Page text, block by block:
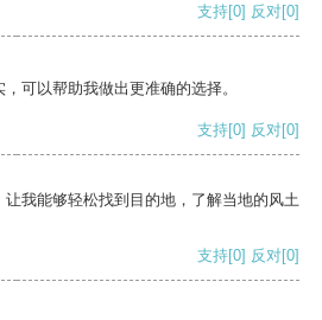
支持[0] 反对[0]
可以帮助我做出更准确的选择。
支持[0] 反对[0]
我能够轻松找到目的地，了解当地的风土
支持[0] 反对[0]